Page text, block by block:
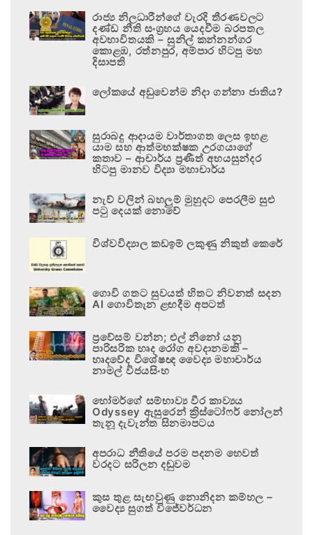
රාජ්‍ය නිලධාරීන්ගේ වැරදි තීරණවලට
දණ්ඩ නීති සංග්‍රහය යෙදවීම බරපතල
අවභාවිතයකි – සුනිල් කන්නන්ගර
කොළඹ, රත්නපුර, අම්පාර හිටපු මහ
දිසාපති
ලෝකයේ අඩුවෙන්ම නිදා ගන්නා ජාතිය?
සුරාබදු ආදායම වාර්තාගත ලෙස ඉහළ
යාම සහ ආත්මභක්ෂක උරගයාගේ
කතාව – ආචාර්ය ප්‍රණීත් අභයසුන්දර
හිටපු මානව විද්‍යා මහාචාර්ය
නැව් වලින් බහලුම් මුහුදට පෙරලීම සුළු
පටු දෙයක් නොවේ
විශ්වවිද්‍යාල කඩඉම් ලකුණු නිකුත් කෙරේ
ගොවි ගතට සුවයත් හිතට නිවනත් සදන
AI ගොවිතැන ළඟදීම අපටත්
ප්‍රවේසම් වන්න; එල් නිනෝ යනු
පාරිසරික හෘද රෝග අවදානමකි –
හෘදවේද විශේෂඥ වෛද්‍ය මහාචාර්ය
නාමල් විජයසිංහ
හෝමර්ගේ සම්භාව්‍ය වීර කාව්‍යය
Odyssey ඇසුරෙන් ක්‍රිස්ටෝෆර් නෝලන්
තැනූ දැවැන්ත සිනමාපටය
අපරාධ නීතියේ පරම පදනම හෙවත්
වරදට සරිලන දඬුවම
කුස තුළ සැඟවුණු නොනිදන කම්හල –
වෛද්‍ය සුගත් විජේවර්ධන